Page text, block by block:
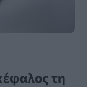
τη